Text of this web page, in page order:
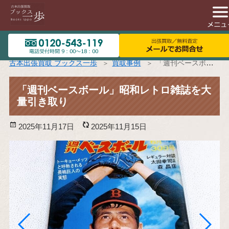
古本出張買取 ブックス一歩 買取事例 「週刊ベースボール」昭和レトロ雑誌を大量引き取り
「週刊ベースボール」昭和レトロ雑誌を大
量引き取り
投
稿
日:
2025年11月17日
更
新
日:
2025年11月15日